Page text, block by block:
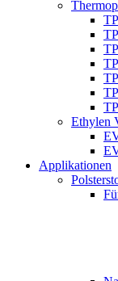
Ethylen
Applikationen